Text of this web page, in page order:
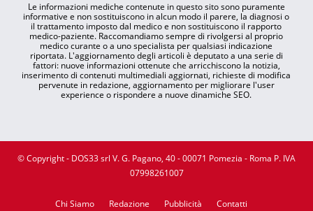
Le informazioni mediche contenute in questo sito sono puramente
informative e non sostituiscono in alcun modo il parere, la diagnosi o
il trattamento imposto dal medico e non sostituiscono il rapporto
medico-paziente. Raccomandiamo sempre di rivolgersi al proprio
medico curante o a uno specialista per qualsiasi indicazione
riportata. L'aggiornamento degli articoli è deputato a una serie di
fattori: nuove informazioni ottenute che arricchiscono la notizia,
inserimento di contenuti multimediali aggiornati, richieste di modifica
pervenute in redazione, aggiornamento per migliorare l'user
experience o rispondere a nuove dinamiche SEO.
© Copyright - DOS33 srl V. G. Pagano, 40 - 00071 Pomezia - Roma P. IVA
07998261007
Chi Siamo Redazione Pubblicità Contatti